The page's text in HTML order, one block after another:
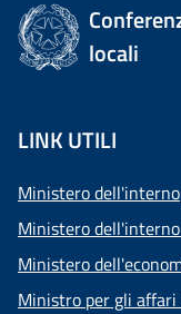
locali
LINK UTILI
Ministero dell'interno
Ministero
Ministero
Ministro per gli